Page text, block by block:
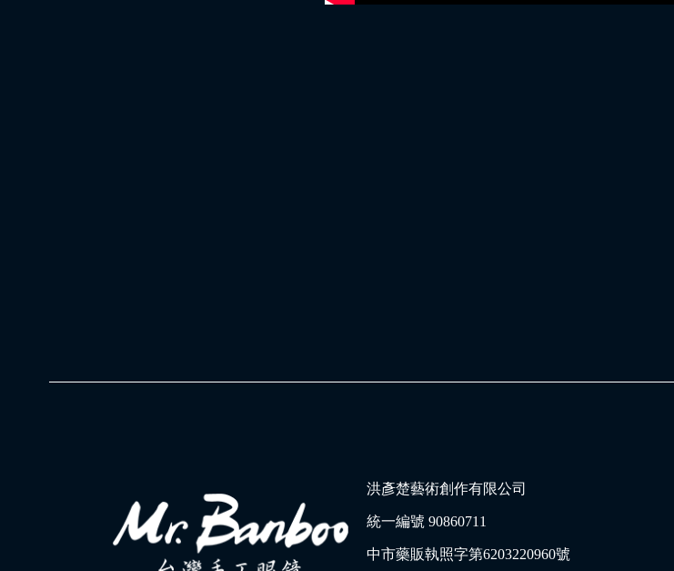
洪彥楚藝術創作有限公司
統一編號 90860711
中市藥販執照字第6203220960號